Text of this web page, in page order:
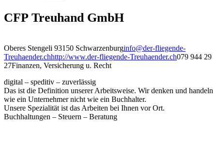
CFP Treuhand GmbH
Oberes Stengeli 93150 Schwarzenburginfo@der-fliegende-
Treuhaender.chhttp://www.der-fliegende-Treuhaender.ch079 944 29
27Finanzen, Versicherung u. Recht
digital – speditiv – zuverlässig
Das ist die Definition unserer Arbeitsweise. Wir denken und handeln
wie ein Unternehmer nicht wie ein Buchhalter.
Unsere Spezialität ist das Arbeiten bei Ihnen vor Ort.
Buchhaltungen – Steuern – Beratung